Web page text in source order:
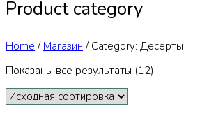
Product category
Home / Магазин / Category: Десерты
Показаны все результаты (12)